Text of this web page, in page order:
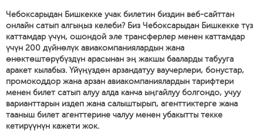
Чебоксарыдан Бишкекке учак билетин биздин веб-сайттан
онлайн сатып алгыңыз келеби? Биз Чебоксарыдан Бишкекке түз
каттамдар үчүн, ошондой эле трансферлер менен каттамдар
үчүн 200 дүйнөлүк авиакомпаниялардын жана
өнөктөштөрүбүздүн арасынан эң жакшы бааларды табууга
аракет кылабыз. Үйүңүздөн арзандатуу ваучерлери, бонустар,
промокоддор жана арзан авиакомпаниялардын тарифтери
менен билет сатып алуу алда канча ыңгайлуу болгондо, учуу
варианттарын издеп жана салыштырып, агенттиктерге жана
тааныш билет агенттерине чалуу менен убакытты текке
кетирүүнүн кажети жок.